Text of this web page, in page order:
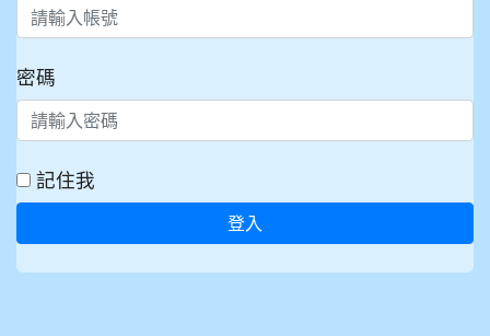
密碼
記住我
登入